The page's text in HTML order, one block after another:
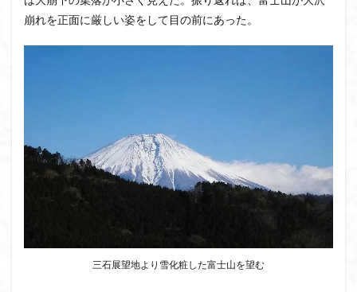
崩れを正面に厳しい姿をして目の前にあった。
三石展望地より雪化粧した富士山を望む
クアリ峠 ギンリョウソウ
ギンラン
大パノラマ
南部町
南木曽岳 南佐久
南会津
南アルプス南端
南アルプス 半月山
千葉県
千畳敷カール
十文字小屋
十二坊 天照皇大神宮